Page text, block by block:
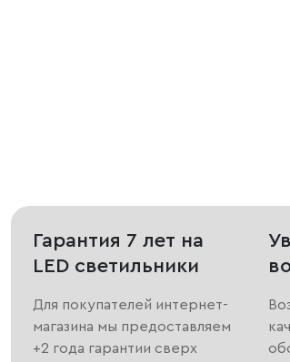
Гарантия 7 лет на
LED светильники
Для покупателей интернет-
магазина мы предоставляем
+2 года гарантии сверх